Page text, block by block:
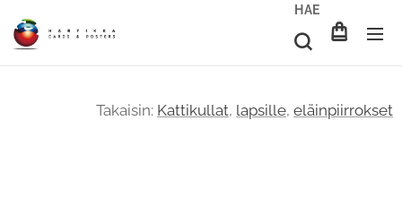
HAE
Takaisin: Kattikullat, lapsille, eläinpiirrokset